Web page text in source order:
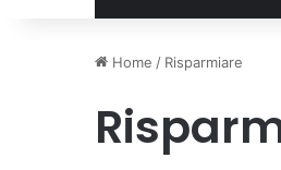
Home / Risparmiare